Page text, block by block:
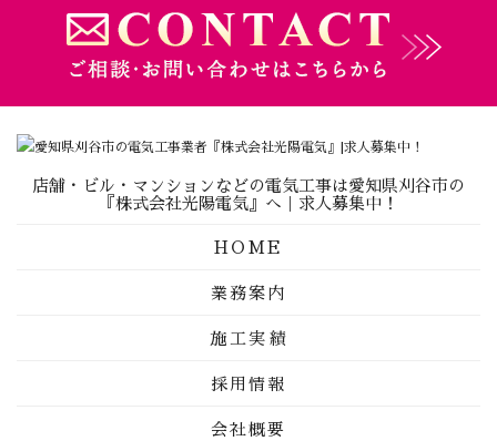
店舗・ビル・マンションなどの電気工事は愛知県刈谷市の
『株式会社光陽電気』へ｜求人募集中！
HOME
業務案内
施工実績
採用情報
会社概要